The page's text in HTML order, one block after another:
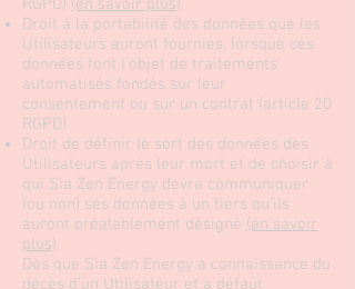
RGPD) (en savoir plus)
Droit à la portabilité des données que les
Utilisateurs auront fournies, lorsque ces
données font l’objet de traitements
automatisés fondés sur leur
consentement ou sur un contrat (article 20
RGPD)
Droit de définir le sort des données des
Utilisateurs après leur mort et de choisir à
qui Sia Zen Energy devra communiquer
(ou non) ses données à un tiers qu’ils
auront préalablement désigné (en savoir
plus)
Dès que Sia Zen Energy a connaissance du
décès d’un Utilisateur et à défaut